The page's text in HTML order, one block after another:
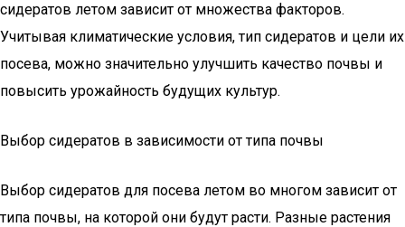
сидератов летом зависит от множества факторов.
Учитывая климатические условия, тип сидератов и цели их
посева, можно значительно улучшить качество почвы и
повысить урожайность будущих культур.
Выбор сидератов в зависимости от типа почвы
Выбор сидератов для посева летом во многом зависит от
типа почвы, на которой они будут расти. Разные растения